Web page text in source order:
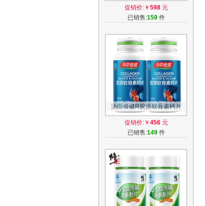
子神器减肥仪器材瘦身腰带懒
人塑身机
促销价:￥ 598元
已销售:159件
汤臣倍健R胶原软骨素钙片
1200mg/片*90片*2瓶套餐中
老年钙片老人
促销价:￥ 456元
已销售:149件